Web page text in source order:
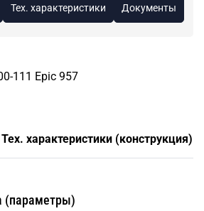
Тех. характеристики Документы
111 Epic 957
Тех. характеристики (конструкция)
(параметры)